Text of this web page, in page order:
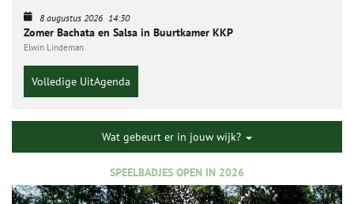
8 augustus 2026 14:30
Zomer Bachata en Salsa in Buurtkamer KKP
Elwin Lindeman
Volledige UitAgenda
Wat gebeurt er in jouw wijk?
SPEELBADJES OPEN IN 2026